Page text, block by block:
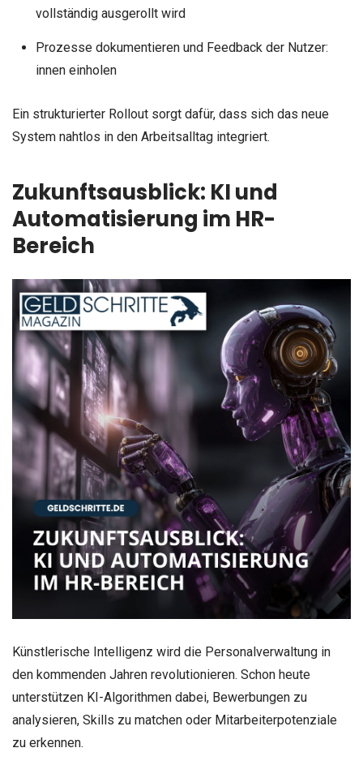
vollständig ausgerollt wird
Prozesse dokumentieren und Feedback der Nutzer:
innen einholen
Ein strukturierter Rollout sorgt dafür, dass sich das neue
System nahtlos in den Arbeitsalltag integriert.
Zukunftsausblick: KI und
Automatisierung im HR-
Bereich
Künstlerische Intelligenz wird die Personalverwaltung in
den kommenden Jahren revolutionieren. Schon heute
unterstützen KI-Algorithmen dabei, Bewerbungen zu
analysieren, Skills zu matchen oder Mitarbeiterpotenziale
zu erkennen.